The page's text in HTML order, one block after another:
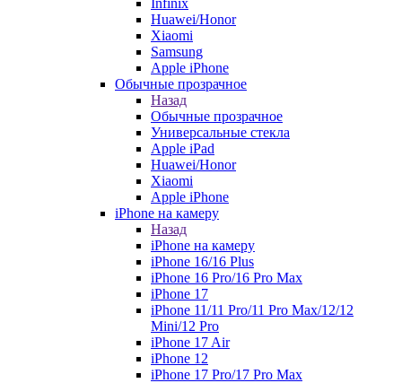
Infinix
Huawei/Honor
Xiaomi
Samsung
Apple iPhone
Обычные прозрачное
Назад
Обычные прозрачное
Универсальные стекла
Apple iPad
Huawei/Honor
Xiaomi
Apple iPhone
iPhone на камеру
Назад
iPhone на камеру
iPhone 16/16 Plus
iPhone 16 Pro/16 Pro Max
iPhone 17
iPhone 11/11 Pro/11 Pro Max/12/12
Mini/12 Pro
iPhone 17 Air
iPhone 12
iPhone 17 Pro/17 Pro Max